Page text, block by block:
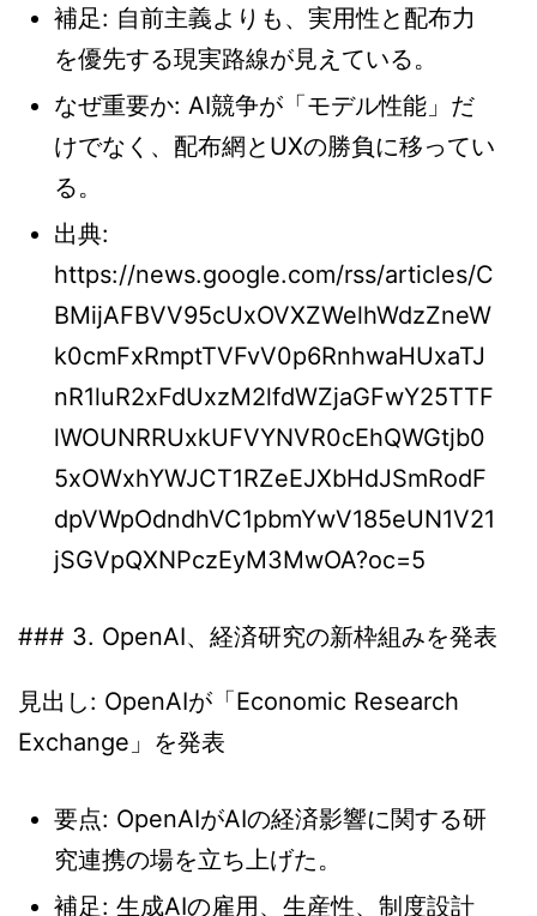
補足: 自前主義よりも、実用性と配布力
を優先する現実路線が見えている。
なぜ重要か: AI競争が「モデル性能」だ
けでなく、配布網とUXの勝負に移ってい
る。
出典:
https://news.google.com/rss/articles/C
BMijAFBVV95cUxOVXZWelhWdzZneW
k0cmFxRmptTVFvV0p6RnhwaHUxaTJ
nR1luR2xFdUxzM2lfdWZjaGFwY25TTF
lWOUNRRUxkUFVYNVR0cEhQWGtjb0
5xOWxhYWJCT1RZeEJXbHdJSmRodF
dpVWpOdndhVC1pbmYwV185eUN1V21
jSGVpQXNPczEyM3MwOA?oc=5
### 3. OpenAI、経済研究の新枠組みを発表
見出し: OpenAIが「Economic Research
Exchange」を発表
要点: OpenAIがAIの経済影響に関する研
究連携の場を立ち上げた。
補足: 生成AIの雇用、生産性、制度設計